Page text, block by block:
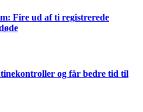
Fire ud af ti registrerede
og får bedre tid til